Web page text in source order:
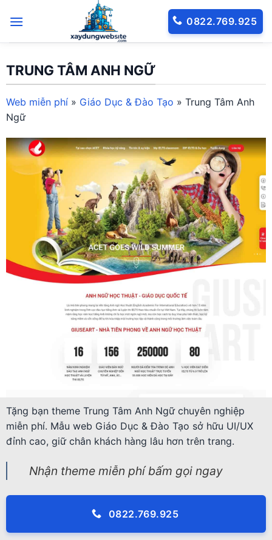
qua
0822.769.925
TRUNG TÂM ANH NGỮ
Web miễn phí » Giáo Dục & Đào Tạo » Trung Tâm Anh
Ngữ
Tặng bạn theme Trung Tâm Anh Ngữ chuyên nghiệp
miễn phí. Mẫu web Giáo Dục & Đào Tạo sở hữu UI/UX
đỉnh cao, giữ chân khách hàng lâu hơn trên trang.
Nhận theme miễn phí bấm gọi ngay
0822.769.925